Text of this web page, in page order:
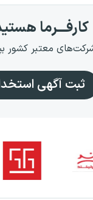
کارفـــرما
معتبر کشور
ثبت آگهی